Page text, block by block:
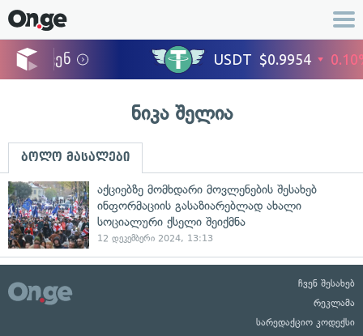
ნიკა შელია
ბოლო მასალები
აქციებზე მომხდარი მოვლენების შესახებ
ინფორმაციის გასაზიარებლად ახალი
სოციალური ქსელი შეიქმნა
12 დეკემბერი 2024, 13:13
ჩვენ შესახებ
რეკლამა
სარედაქციო კოდექსი